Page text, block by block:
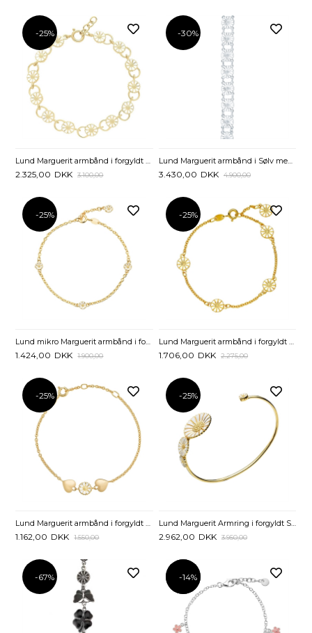
-25%
Lund Marguerit armbånd i forgyldt Sølv med Ringe - 19 til 21 cm
2.325,00 DKK 3.100,00
-30%
Lund Marguerit armbånd i Sølv med hvide Margueritter 11 mm - 19 cm
3.430,00 DKK 4.900,00
-25%
Lund mikro Marguerit armbånd i forgyldt Sølv - 17,5 cm
1.424,00 DKK 1.900,00
-25%
Lund Marguerit armbånd i forgyldt Sølv - 17 og 19 cm
1.706,00 DKK 2.275,00
-25%
1.162,00 DKK 1.550,00
-25%
2.962,00 DKK 3.950,00
-67% -14%
-14%